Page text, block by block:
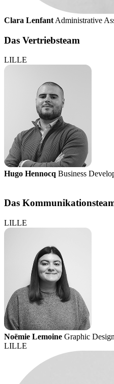
Clara Lenfant Administrative
Das Vertriebsteam
LILLE
Hugo Hennocq Business
Das
LILLE
Noëmie Lemoine Graphic
LILLE